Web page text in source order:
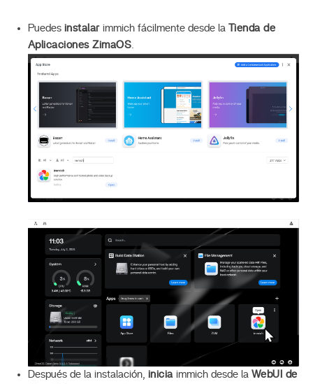
Puedes instalarimmich fácilmente desde la Tienda de
Aplicaciones ZimaOS
Después de la instalación, inicia immich desde la WebUI de